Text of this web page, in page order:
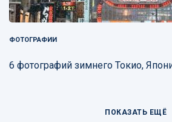
ФОТОГРАФИИ
6 фотографий зимнего Токио,
ПОКАЗАТЬ ЕЩЁ